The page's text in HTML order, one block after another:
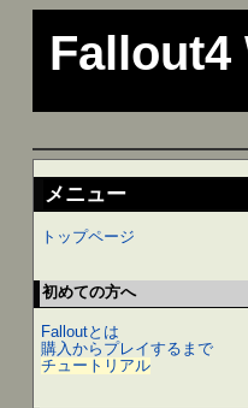
Fallout4
メニュー
トップページ
初めての方へ
Falloutとは
購入からプレイするまで
チュートリアル